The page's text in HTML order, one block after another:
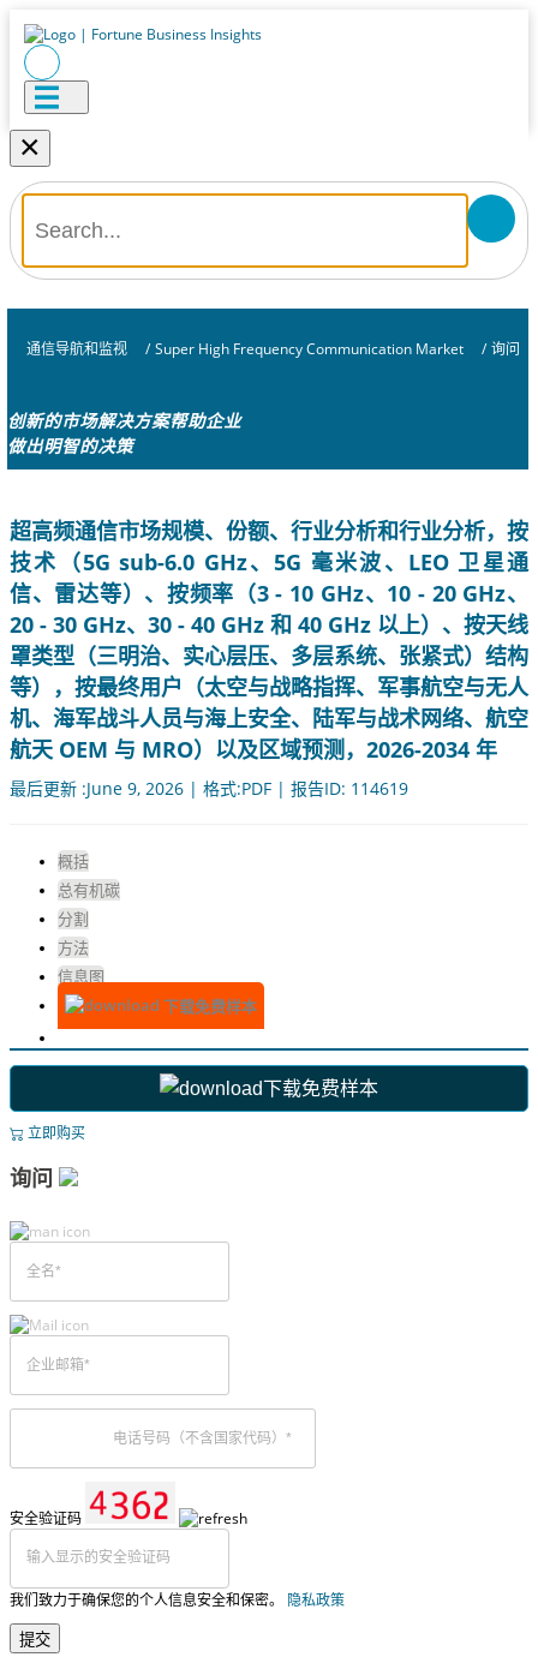
×
通信导航和监视 / Super High Frequency Communication Market / 询问
创新的市场解决方案帮助企业
做出明智的决策
超高频通信市场规模、份额、行业分析和行业分析，按
技术（5G sub-6.0 GHz、5G 毫米波、LEO 卫星通
信、雷达等）、按频率（3 - 10 GHz、10 - 20 GHz、
20 - 30 GHz、30 - 40 GHz 和 40 GHz 以上）、按天线
罩类型（三明治、实心层压、多层系统、张紧式）结构
等），按最终用户（太空与战略指挥、军事航空与无人
机、海军战斗人员与海上安全、陆军与战术网络、航空
航天 OEM 与 MRO）以及区域预测，2026-2034 年
最后更新 :June 9, 2026 | 格式:PDF | 报告ID: 114619
概括
总有机碳
分割
方法
信息图
下载免费样本
下载免费样本
立即购买
询问
安全验证码
我们致力于确保您的个人信息安全和保密。 隐私政策
提交